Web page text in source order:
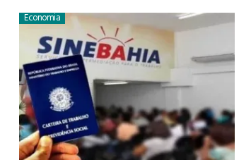
Economia